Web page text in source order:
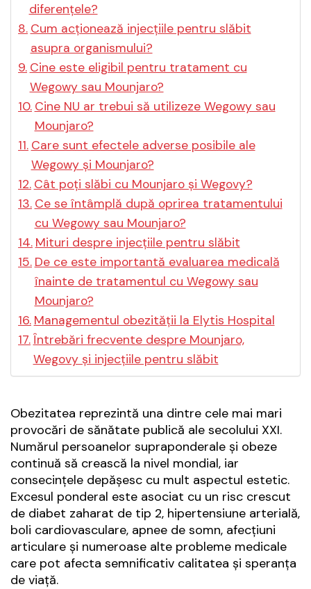
diferențele?
Cum acționează injecțiile pentru slăbit
asupra organismului?
Cine este eligibil pentru tratament cu
Wegowy sau Mounjaro?
Cine NU ar trebui să utilizeze Wegowy sau
Mounjaro?
Care sunt efectele adverse posibile ale
Wegowy și Mounjaro?
Cât poți slăbi cu Mounjaro și Wegovy?
Ce se întâmplă după oprirea tratamentului
cu Wegowy sau Mounjaro?
Mituri despre injecțiile pentru slăbit
De ce este importantă evaluarea medicală
înainte de tratamentul cu Wegowy sau
Mounjaro?
Managementul obezității la Elytis Hospital
Întrebări frecvente despre Mounjaro,
Wegovy și injecțiile pentru slăbit
Obezitatea reprezintă una dintre cele mai mari
provocări de sănătate publică ale secolului XXI.
Numărul persoanelor supraponderale și obeze
continuă să crească la nivel mondial, iar
consecințele depășesc cu mult aspectul estetic.
Excesul ponderal este asociat cu un risc crescut
de diabet zaharat de tip 2, hipertensiune arterială,
boli cardiovasculare, apnee de somn, afecțiuni
articulare și numeroase alte probleme medicale
care pot afecta semnificativ calitatea și speranța
de viață.